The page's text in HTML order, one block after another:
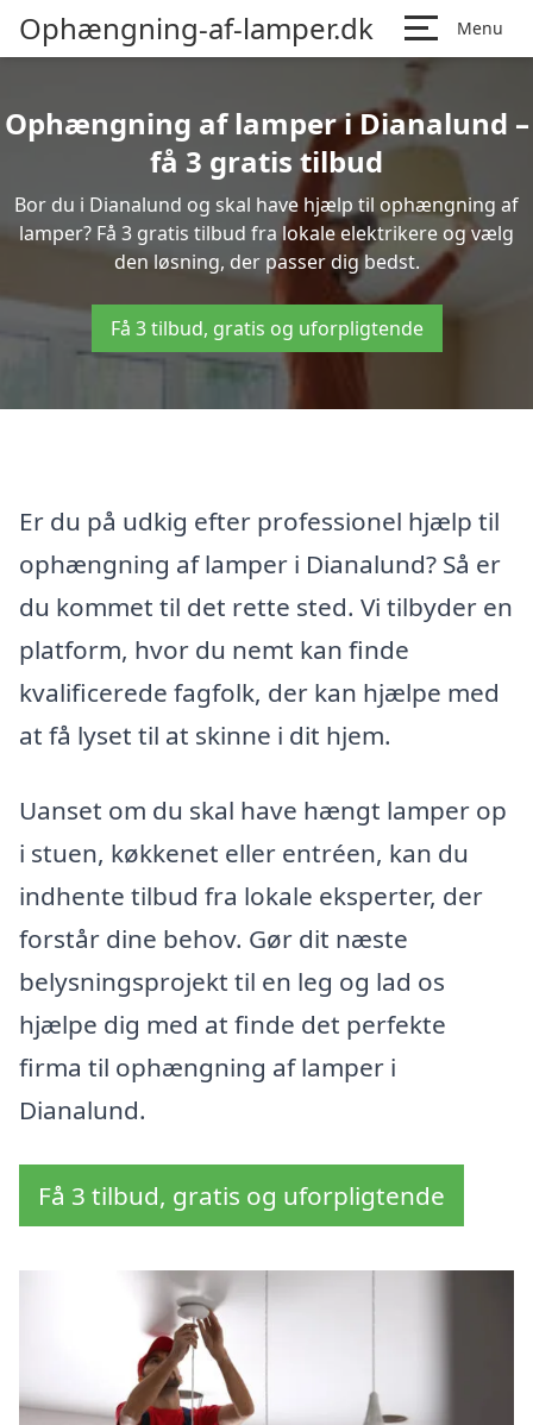
Ophængning-af-lamper.dk Menu
Ophængning af lamper i Dianalund –
få 3 gratis tilbud
Bor du i Dianalund og skal have hjælp til ophængning af
lamper? Få 3 gratis tilbud fra lokale elektrikere og vælg
den løsning, der passer dig bedst.
Få 3 tilbud, gratis og uforpligtende
Er du på udkig efter professionel hjælp til
ophængning af lamper i Dianalund? Så er
du kommet til det rette sted. Vi tilbyder en
platform, hvor du nemt kan finde
kvalificerede fagfolk, der kan hjælpe med
at få lyset til at skinne i dit hjem.
Uanset om du skal have hængt lamper op
i stuen, køkkenet eller entréen, kan du
indhente tilbud fra lokale eksperter, der
forstår dine behov. Gør dit næste
belysningsprojekt til en leg og lad os
hjælpe dig med at finde det perfekte
firma til ophængning af lamper i
Dianalund.
Få 3 tilbud, gratis og uforpligtende